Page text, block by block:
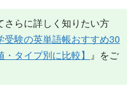
さらに詳しく知りたい方
受験の英単語帳おすすめ30
タイプ別に比較】 』をご